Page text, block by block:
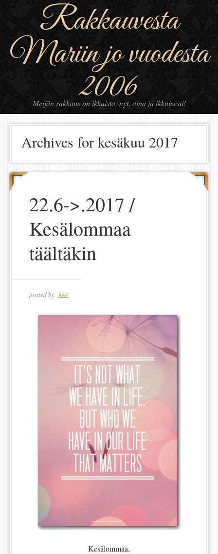
Rakkauvesta
Mariin jo vuodesta
2006
Meijän rakkaus on ikkuista, nyt, aina ja ikkuisesti!
Archives for kesäkuu 2017
22.6->.2017 /
Kesälommaa
täältäkin
posted by AAP
Kesälommaa,